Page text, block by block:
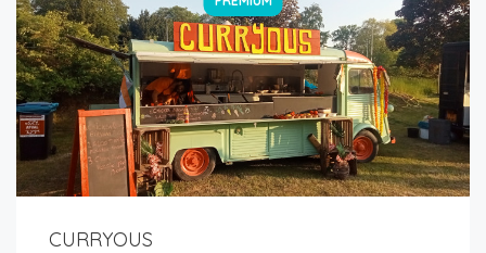
CURRYOUS